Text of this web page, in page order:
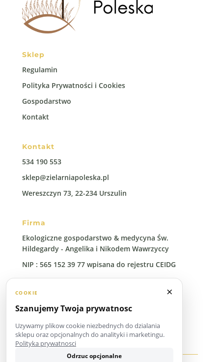
Sklep
Regulamin
Polityka Prywatności i Cookies
Gospodarstwo
Kontakt
Kontakt
534 190 553
sklep@zielarniapoleska.pl
Wereszczyn 73, 22-234 Urszulin
Firma
Ekologiczne gospodarstwo & medycyna Św.
Hildegardy - Angelika i Nikodem Wawrzyccy
NIP : 565 152 39 77 wpisana do rejestru CEIDG
Regon: 388 00 96 41
×
COOKIE
Szanujemy Twoja prywatnosc
Uzywamy plikow cookie niezbednych do dzialania
sklepu oraz opcjonalnych do analityki i marketingu.
Polityka prywatnosci
Odrzuc opcjonalne